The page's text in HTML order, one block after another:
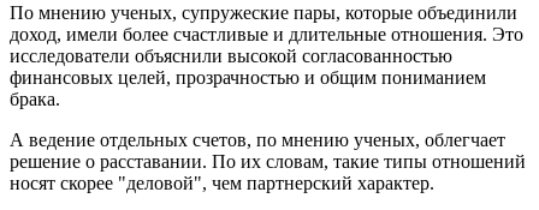
По мнению ученых, супружеские пары, которые объединили
доход, имели более счастливые и длительные отношения. Это
исследователи объяснили высокой согласованностью
финансовых целей, прозрачностью и общим пониманием
брака.
А ведение отдельных счетов, по мнению ученых, облегчает
решение о расставании. По их словам, такие типы отношений
носят скорее "деловой", чем партнерский характер.